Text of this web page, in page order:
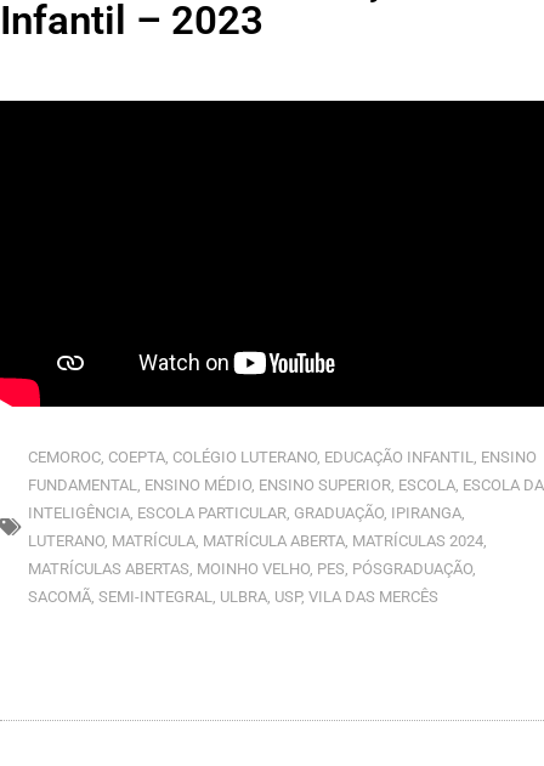
Infantil – 2023
CEMOROC COEPTA COLÉGIO LUTERANO EDUCAÇÃO INFANTIL
ENSINO
FUNDAMENTAL
ENSINO MÉDIO ENSINO SUPERIOR ESCOLA ESCOLA DA
INTELIGÊNCIA ESCOLA PARTICULAR GRADUAÇÃO IPIRANGA
LUTERANO MATRÍCULA MATRÍCULA ABERTA MATRÍCULAS 2024
MATRÍCULAS ABERTAS MOINHO VELHO PES PÓSGRADUAÇÃO
SACOMÃ SEMI-INTEGRAL ULBRA USP, VILA DAS MERCÊS